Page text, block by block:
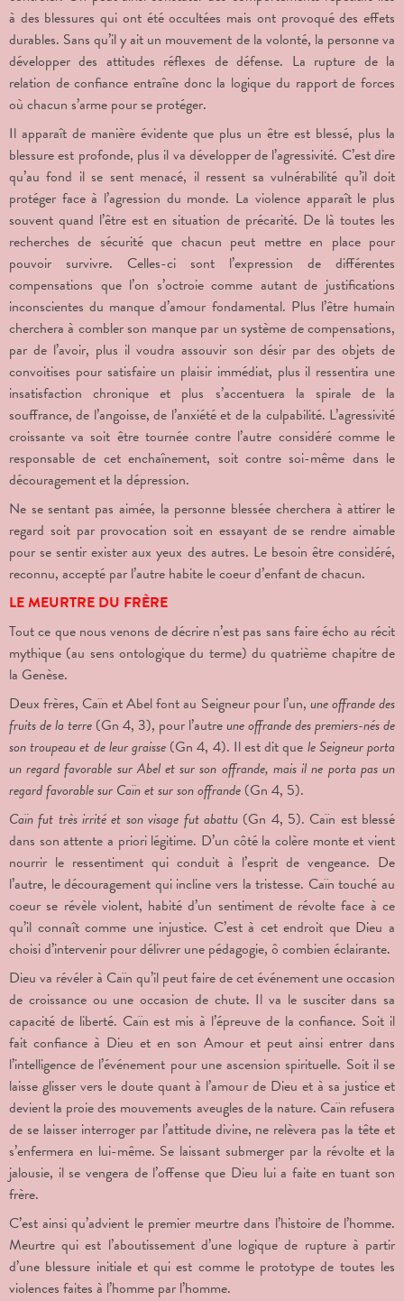
à des blessures qui ont été occultées mais ont provoqué des effets
durables. Sans qu’il y ait un mouvement de la volonté, la personne va
développer des attitudes réflexes de défense. La rupture de la
relation de confiance entraîne donc la logique du rapport de forces
où chacun s’arme pour se protéger.
Il apparaît de manière évidente que plus un être est blessé, plus la
blessure est profonde, plus il va développer de l’agressivité. C’est dire
qu’au fond il se sent menacé, il ressent sa vulnérabilité qu’il doit
protéger face à l’agression du monde. La violence apparaît le plus
souvent quand l’être est en situation de précarité. De là toutes les
recherches de sécurité que chacun peut mettre en place pour
pouvoir survivre. Celles-ci sont l’expression de différentes
compensations que l’on s’octroie comme autant de justifications
inconscientes du manque d’amour fondamental. Plus l’être humain
cherchera à combler son manque par un système de compensations,
par de l’avoir, plus il voudra assouvir son désir par des objets de
convoitises pour satisfaire un plaisir immédiat, plus il ressentira une
insatisfaction chronique et plus s’accentuera la spirale de la
souffrance, de l’angoisse, de l’anxiété et de la culpabilité. L’agressivité
croissante va soit être tournée contre l’autre considéré comme le
responsable de cet enchaînement, soit contre soi-même dans le
découragement et la dépression.
Ne se sentant pas aimée, la personne blessée cherchera à attirer le
regard soit par provocation soit en essayant de se rendre aimable
pour se sentir exister aux yeux des autres. Le besoin être considéré,
reconnu, accepté par l’autre habite le coeur d’enfant de chacun.
LE MEURTRE DU FRÈRE
Tout ce que nous venons de décrire n’est pas sans faire écho au récit
mythique (au sens ontologique du terme) du quatrième chapitre de
la Genèse.
Deux frères, Caïn et Abel font au Seigneur pour l’un, une offrande des
fruits de la terre (Gn 4, 3), pour l’autreuneoffrande des premiers-nés de
son troupeau et de leur graisse (Gn 4, 4). Il est dit que le Seigneur porta
un regard favorable sur Abel et sur son offrande, mais il ne porta pas un
regard favorable sur Caïn et sur son offrande (Gn 4, 5).
Caïn fut très irrité et son visage fut abattu (Gn 4, 5). Caïn est blessé
dans son attente a priori légitime. D’un côté la colère monte et vient
nourrir le ressentiment qui conduit à l’esprit de vengeance. De
l’autre, le découragement qui incline vers la tristesse. Caïn touché au
coeur se révèle violent, habité d’un sentiment de révolte face à ce
qu’il connaît comme une injustice. C’est à cet endroit que Dieu a
choisi d’intervenir pour délivrer une pédagogie, ô combien éclairante.
Dieu va révéler à Caïn qu’il peut faire de cet événement une occasion
de croissance ou une occasion de chute. Il va le susciter dans sa
capacité de liberté. Caïn est mis à l’épreuve de la confiance. Soit il
fait confiance à Dieu et en son Amour et peut ainsi entrer dans
l’intelligence de l’événement pour une ascension spirituelle. Soit il se
laisse glisser vers le doute quant à l’amour de Dieu et à sa justice et
devient la proie des mouvements aveugles de la nature. Caïn refusera
de se laisser interroger par l’attitude divine, ne relèvera pas la tête et
s’enfermera en lui-même. Se laissant submerger par la révolte et la
jalousie, il se vengera de l’offense que Dieu lui a faite en tuant son
frère.
C’est ainsi qu’advient le premier meurtre dans l’histoire de l’homme.
Meurtre qui est l’aboutissement d’une logique de rupture à partir
d’une blessure initiale et qui est comme le prototype de toutes les
violences faites à l’homme par l’homme.